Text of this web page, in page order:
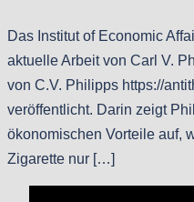
Das Institut of Economic
aktuelle Arbeit von Carl V.
von C.V. Philipps https://
veröffentlicht. Darin zeigt
ökonomischen Vorteile auf,
Zigarette nur […]